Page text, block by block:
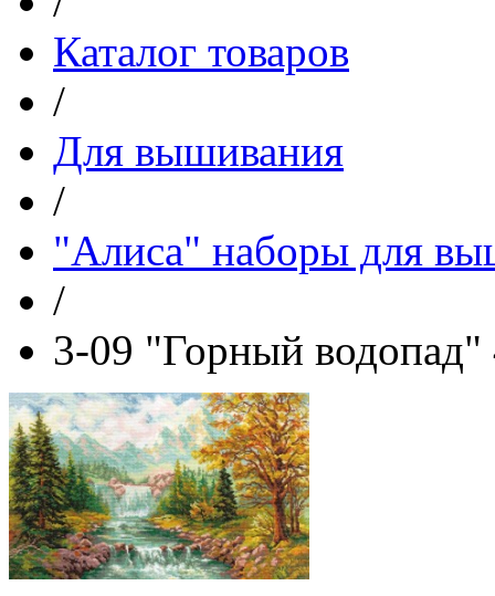
Каталог товаров
/
Для вышивания
/
"Алиса" наборы для
/
3-09 "Горный водопад"